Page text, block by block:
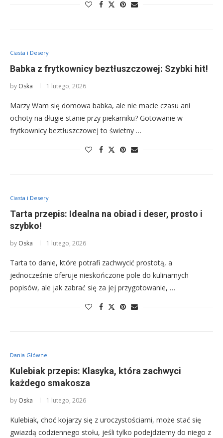
Ciasta i Desery
Babka z frytkownicy beztłuszczowej: Szybki hit!
by Oska 1 lutego, 2026
Marzy Wam się domowa babka, ale nie macie czasu ani
ochoty na długie stanie przy piekarniku? Gotowanie w
frytkownicy beztłuszczowej to świetny …
Ciasta i Desery
Tarta przepis: Idealna na obiad i deser, prosto i
szybko!
by Oska 1 lutego, 2026
Tarta to danie, które potrafi zachwycić prostotą, a
jednocześnie oferuje nieskończone pole do kulinarnych
popisów, ale jak zabrać się za jej przygotowanie, …
Dania Główne
Kulebiak przepis: Klasyka, która zachwyci
każdego smakosza
by Oska 1 lutego, 2026
Kulebiak, choć kojarzy się z uroczystościami, może stać się
gwiazdą codziennego stołu, jeśli tylko podejdziemy do niego z